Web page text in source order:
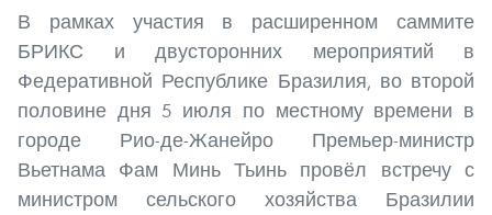
В рамках участия в расширенном саммите
БРИКС и двусторонних мероприятий в
Федеративной Республике Бразилия, во второй
половине дня 5 июля по местному времени в
городе Рио-де-Жанейро Премьер-министр
Вьетнама Фам Минь Тьинь провёл встречу с
министром сельского хозяйства Бразилии